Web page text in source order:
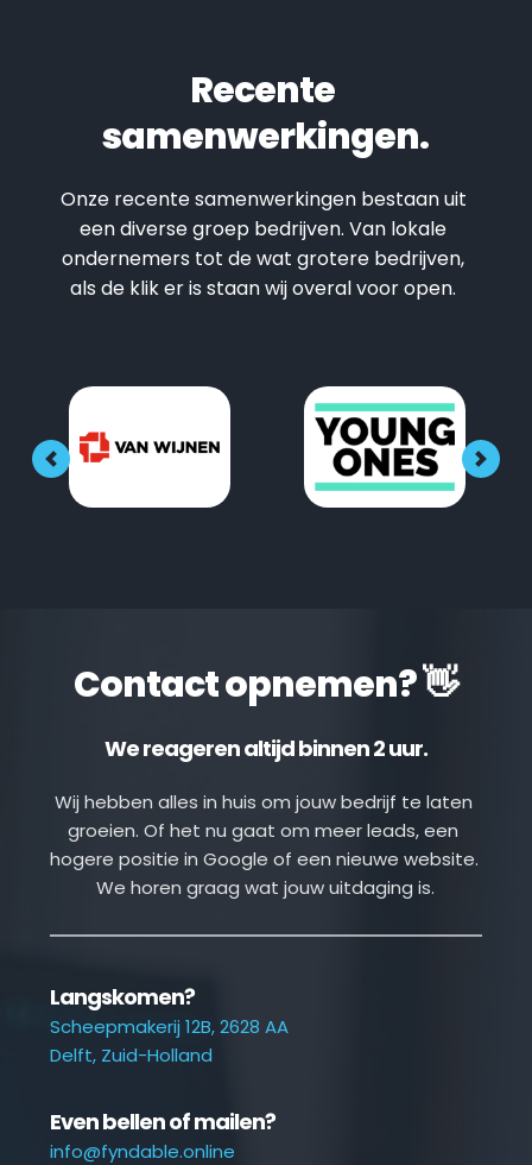
Recente
samenwerkingen.
Onze recente samenwerkingen bestaan uit
een diverse groep bedrijven. Van lokale
ondernemers tot de wat grotere bedrijven,
als de klik er is staan wij overal voor open.
Contact opnemen? 👋
We reageren altijd binnen 2 uur.
Wij hebben alles in huis om jouw bedrijf te laten
groeien. Of het nu gaat om meer leads, een
hogere positie in Google of een nieuwe website.
We horen graag wat jouw uitdaging is.
Langskomen?
Scheepmakerij 12B, 2628 AA
Delft, Zuid-Holland
Even bellen of mailen?
info@fyndable.online